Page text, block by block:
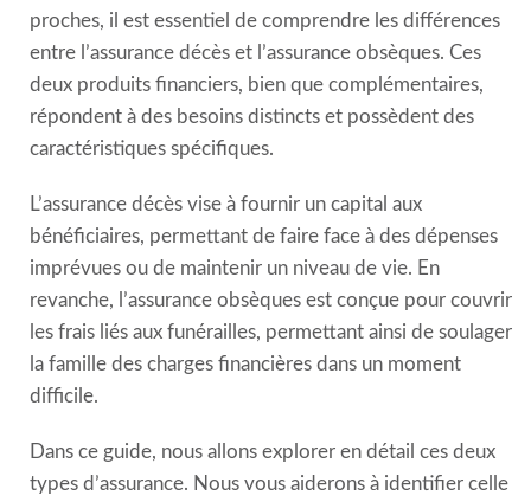
proches, il est essentiel de comprendre les différences
entre l’assurance décès et l’assurance obsèques. Ces
deux produits financiers, bien que complémentaires,
répondent à des besoins distincts et possèdent des
caractéristiques spécifiques.
L’assurance décès vise à fournir un capital aux
bénéficiaires, permettant de faire face à des dépenses
imprévues ou de maintenir un niveau de vie. En
revanche, l’assurance obsèques est conçue pour couvrir
les frais liés aux funérailles, permettant ainsi de soulager
la famille des charges financières dans un moment
difficile.
Dans ce guide, nous allons explorer en détail ces deux
types d’assurance. Nous vous aiderons à identifier celle